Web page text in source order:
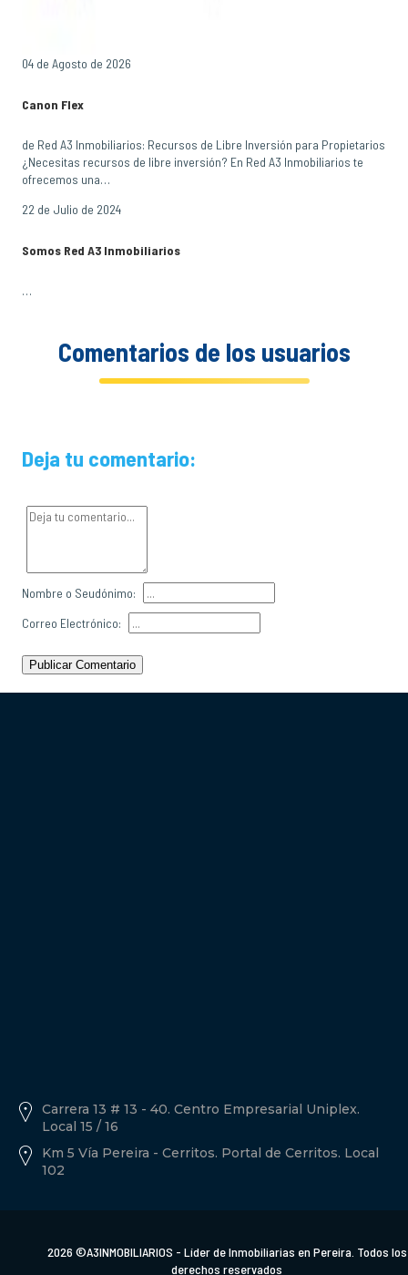
04 de Agosto de 2026
Canon Flex
de Red A3 Inmobiliarios: Recursos de Libre Inversión para Propietarios
¿Necesitas recursos de libre inversión? En Red A3 Inmobiliarios te
ofrecemos una…
22 de Julio de 2024
Somos Red A3 Inmobiliarios
…
Comentarios de los usuarios
Deja tu comentario:
Nombre o Seudónimo:
Correo Electrónico:
Publicar Comentario
Carrera 13 # 13 - 40. Centro Empresarial Uniplex.
Local 15 / 16
Km 5 Vía Pereira - Cerritos. Portal de Cerritos. Local
102
2026 ©A3INMOBILIARIOS - Líder de Inmobiliarias en Pereira. Todos los
derechos reservados